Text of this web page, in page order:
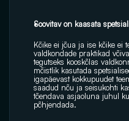
Soovitav on kaasata
Kõike ei jõua ja ise kõike ei
valdkondade praktikad
tegutseks kooskõlas
mõistlik kasutada
igapäevast kokkupuudet
saadud nõu ja seisukohti
tõendava asjaoluna juhul
põhjendada.